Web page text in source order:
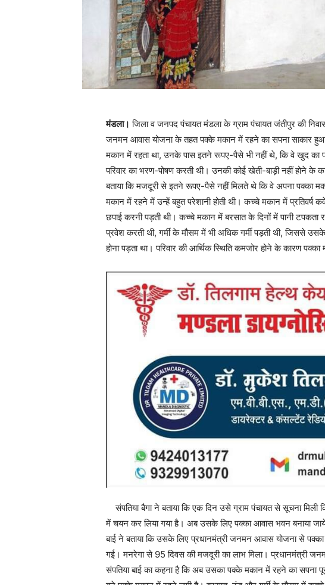
मंडला। जिला व जनपद पंचायत मंडला के ग्राम पंचायत जंतीपुर की
जनमन आवास योजना के तहत पक्के मकान में रहने का सपना साकार हुआ
मकान में रहता था, उनके पास इतने रूपए-पैसे भी नहीं थे, कि वे खुद
परिवार का भरण-पोषण करती थी। उनकी कोई खेती-बाड़ी नहीं होने के
बताया कि मजदूरी से इतने रूपए-पैसे नहीं मिलते थे कि वे अपना पक्का
मकान में रहने में उन्हें बहुत परेशानी होती थी। कच्चे मकान में प्रतिवर्ष
छपाई करनी पड़ती थी। कच्चे मकान में बरसात के दिनों में पानी
प्रवेश करती थी, गर्मी के मौसम में भी अधिक गर्मी पड़ती थी, जिससे
होना पड़ता था। परिवार की आर्थिक स्थिति कमजोर होने के कारण
संपतिया बैगा ने बताया कि एक दिन उसे ग्राम पंचायत से सूचना
में चयन कर लिया गया है। अब उसके लिए पक्का आवास भवन बनाया
बाई ने बताया कि उसके लिए प्रधानमंत्री जनमन आवास योजना से
गई। मनरेगा से 95 दिवस की मजदूरी का लाभ मिला। प्रधानमंत्री
संपतिया बाई का कहना है कि अब उसका पक्के मकान में रहने का सपना